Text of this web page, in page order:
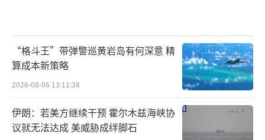
“格斗王”带弹警巡黄岩岛有何深意 精
算成本新策略
2026-08-06 13:11:38
伊朗：若美方继续干预 霍尔木兹海峡协
议就无法达成 美威胁成绊脚石